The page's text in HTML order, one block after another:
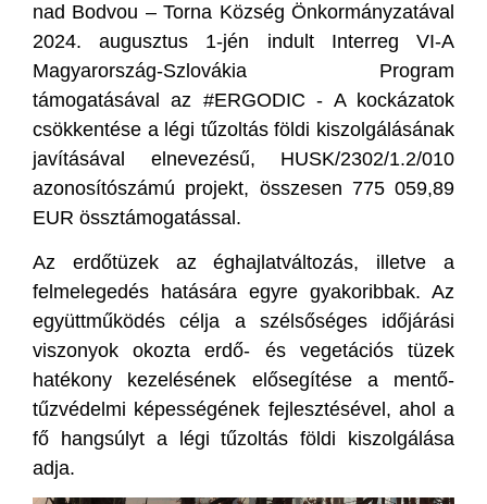
nad Bodvou – Torna Község Önkormányzatával
2024. augusztus 1-jén indult Interreg VI-A
Magyarország-Szlovákia Program
támogatásával az #ERGODIC - A kockázatok
csökkentése a légi tűzoltás földi kiszolgálásának
javításával elnevezésű, HUSK/2302/1.2/010
azonosítószámú projekt, összesen 775 059,89
EUR össztámogatással.
Az erdőtüzek az éghajlatváltozás, illetve a
felmelegedés hatására egyre gyakoribbak. Az
együttműködés célja a szélsőséges időjárási
viszonyok okozta erdő- és vegetációs tüzek
hatékony kezelésének elősegítése a mentő-
tűzvédelmi képességének fejlesztésével, ahol a
fő hangsúlyt a légi tűzoltás földi kiszolgálása
adja.